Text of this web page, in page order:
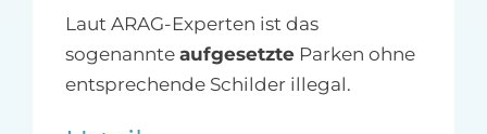
Laut ARAG-Experten ist das
sogenannte aufgesetzteParken ohne
entsprechende Schilder illegal.